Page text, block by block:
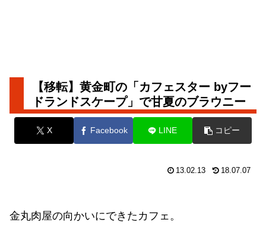
【移転】黄金町の「カフェスター byフー
ドランドスケープ」で甘夏のブラウニー
X Facebook LINE コピー
13.02.13 18.07.07
金丸肉屋の向かいにできたカフェ。